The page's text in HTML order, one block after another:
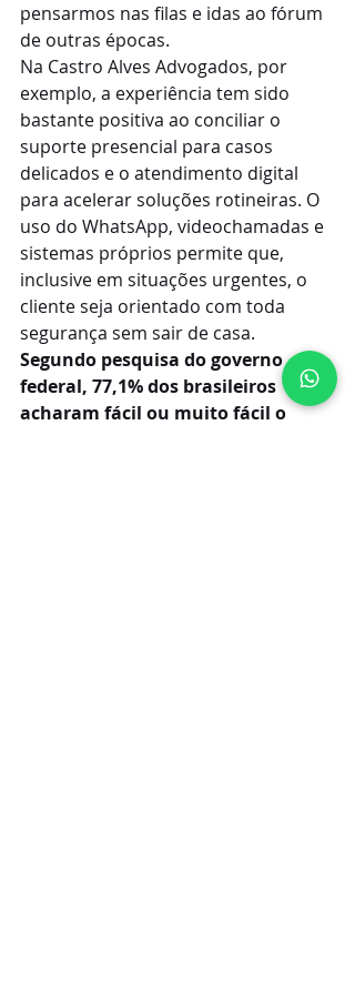
pensarmos nas filas e idas ao fórum
de outras épocas.
Na Castro Alves Advogados, por
exemplo, a experiência tem sido
bastante positiva ao conciliar o
suporte presencial para casos
delicados e o atendimento digital
para acelerar soluções rotineiras. O
uso do WhatsApp, videochamadas e
sistemas próprios permite que,
inclusive em situações urgentes, o
cliente seja orientado com toda
segurança sem sair de casa.
Segundo pesquisa do governo
federal, 77,1% dos brasileiros
acharam fácil ou muito fácil o